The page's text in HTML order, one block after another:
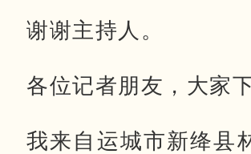
谢谢主持人。
各位记者朋友，大家
我来自运城市新绛县